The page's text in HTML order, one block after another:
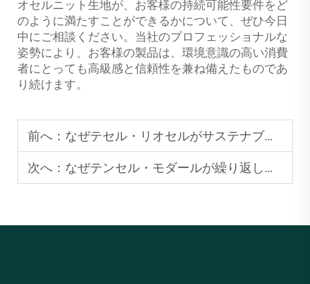
オセルニット生地が、お客様の持続可能性要件をど
のように満たすことができるかについて、ぜひ今日
中にご相談ください。当社のプロフェッショナルな
姿勢により、お客様の製品は、環境意識の高い消費
者にとっても高級感と信頼性を兼ね備えたものであ
り続けます。
前へ： なぜテセル・リオセルがサステナブルファッションコレクションで広く使用されているのか
次へ： なぜテンセル・モダールが繰り返し洗濯後も生地の形状を維持するのか